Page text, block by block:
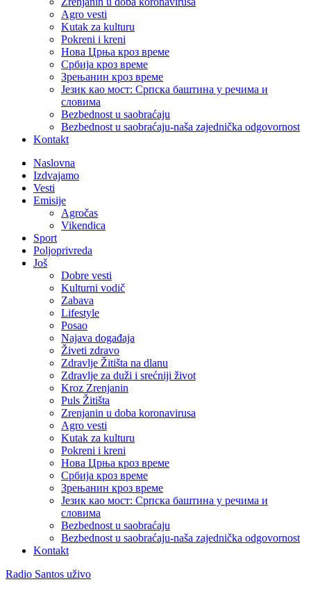
Agro vesti
Kutak za kulturu
Pokreni i kreni
Нова Црња кроз време
Србија кроз време
Зрењанин кроз време
Језик као мост: Српска баштина у речима и
словима
Bezbednost u saobraćaju
Bezbednost u saobraćaju-naša zajednička odgovornost
Kontakt
Naslovna
Izdvajamo
Vesti
Emisije
Agročas
Vikendica
Sport
Poljoprivreda
Još
Dobre vesti
Kulturni vodič
Zabava
Lifestyle
Posao
Najava događaja
Živeti zdravo
Zdravlje Žitišta na dlanu
Zdravlje za duži i srećniji život
Kroz Zrenjanin
Puls Žitišta
Zrenjanin u doba koronavirusa
Agro vesti
Kutak za kulturu
Pokreni i kreni
Нова Црња кроз време
Србија кроз време
Зрењанин кроз време
Језик као мост: Српска баштина у речима и
словима
Bezbednost u saobraćaju
Bezbednost u saobraćaju-naša zajednička odgovornost
Kontakt
Radio Santos uživo